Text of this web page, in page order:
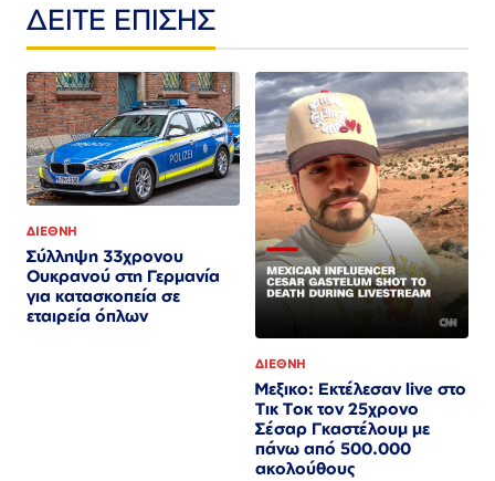
ΔΕΙΤΕ ΕΠΙΣΗΣ
ΔΙΕΘΝΗ
Σύλληψη 33χρονου
Ουκρανού στη Γερμανία
για κατασκοπεία σε
εταιρεία όπλων
ΔΙΕΘΝΗ
Μεξικο: Εκτέλεσαν live στο
Τικ Τοκ τον 25χρονο
Σέσαρ Γκαστέλουμ με
πάνω από 500.000
ακολούθους